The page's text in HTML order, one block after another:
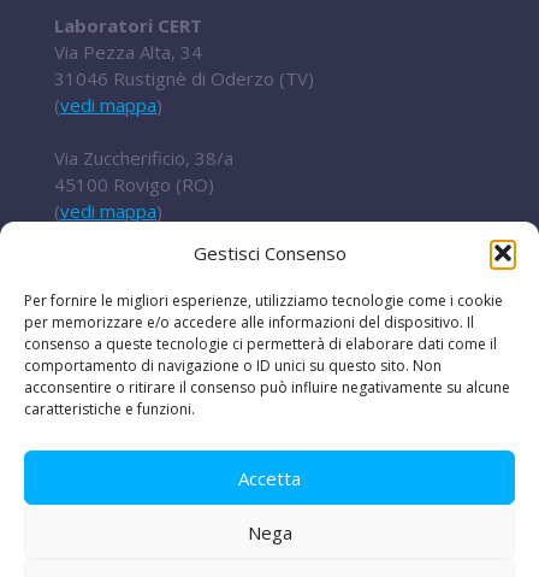
Gestisci Consenso
Per fornire le migliori esperienze, utilizziamo tecnologie come i cookie
per memorizzare e/o accedere alle informazioni del dispositivo. Il
consenso a queste tecnologie ci permetterà di elaborare dati come il
comportamento di navigazione o ID unici su questo sito. Non
acconsentire o ritirare il consenso può influire negativamente su alcune
caratteristiche e funzioni.
Accetta
Nega
Laboratori CERT
Via Pezza Alta, 34
31046 Rustignè di Oderzo (TV)
(vedi mappa)
Via Zuccherificio, 38/a
45100 Rovigo (RO)
(vedi mappa)
+ 39 0422 852016
cert@t2i.it
Codice Fiscale / Partita IVA 04636360267
Organismo di ricerca Reg.UE 651/2014
Avvisi e bandi